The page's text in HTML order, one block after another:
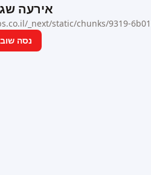
אירעה
_next/static/chunks/9319-
נסה שוב